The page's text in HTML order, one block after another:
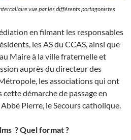
vue par les différents portagonistes
en filmant les responsables
les AS du CCAS, ainsi que
Maire à la ville fraternelle et
auprès du directeur des
les associations qui ont
démarche de passage en
Pierre, le Secours catholique.
? Quel format ?